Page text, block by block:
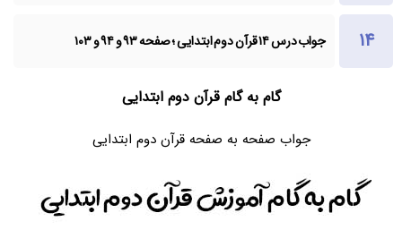
جواب درس ۱۴ قرآن دوم ابتدایی ؛ صفحه ۹۳ و ۹۴ و ۱۰۳
گام به گام قرآن دوم ابتدایی
جواب صفحه به صفحه قرآن دوم ابتدایی